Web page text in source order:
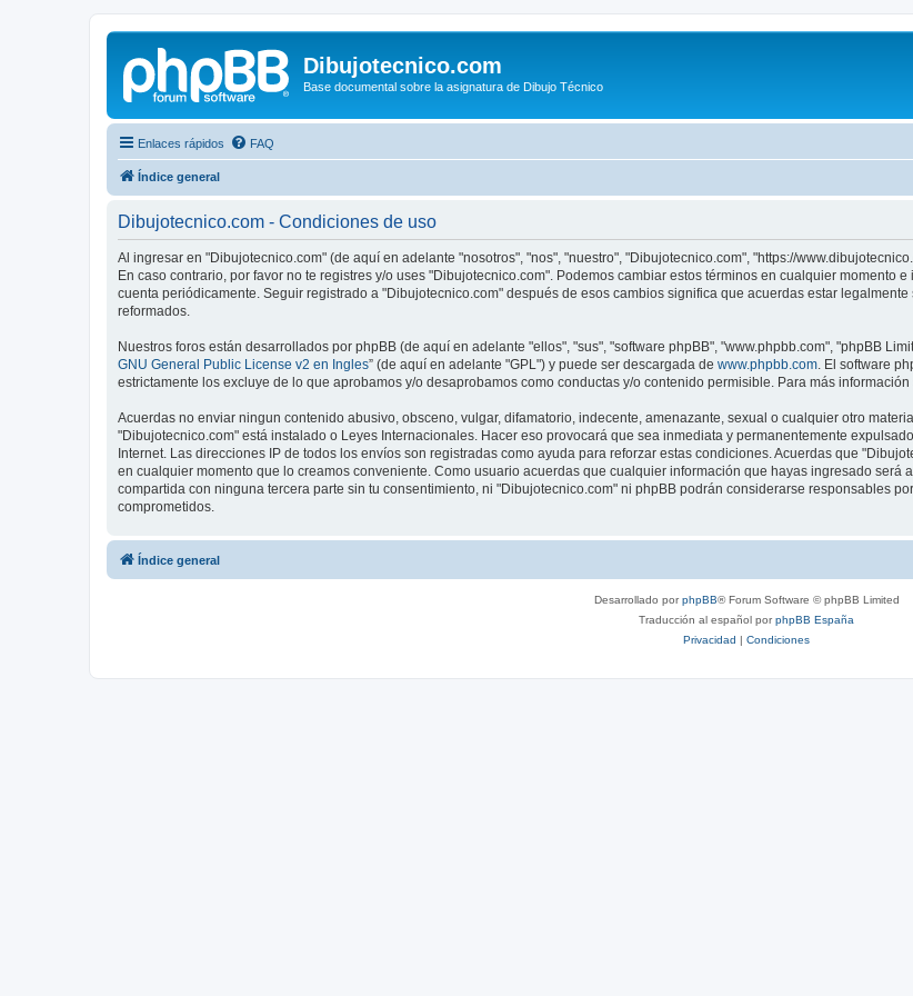
Dibujotecnico.com
Base documental sobre la asignatura de Dibujo Técnico
Enlaces rápidos FAQ
Índice general
Dibujotecnico.com - Condiciones de uso
Al ingresar en "Dibujotecnico.com" (de aquí en adelante "nosotros", "nos", "nuestro", "Dibujotecnico.com", "https://
En caso contrario, por favor no te registres y/o uses "Dibujotecnico.com". Podemos cambiar estos términos en cualquier momento
cuenta periódicamente. Seguir registrado a "Dibujotecnico.com" después de esos cambios significa que acuerdas estar
reformados.
Nuestros foros están desarrollados por phpBB (de aquí en adelante "ellos", "sus", "software phpBB", "www.phpbb.com", "phpBB
GNU General Public License v2 en Ingles” (de aquí en adelante "GPL") y puede ser descargada de www.phpbb.com . El software
estrictamente los excluye de lo que aprobamos y/o desaprobamos como conductas y/o contenido permisible. Para más
Acuerdas no enviar ningun contenido abusivo, obsceno, vulgar, difamatorio, indecente, amenazante, sexual o cualquier otro
"Dibujotecnico.com" está instalado o Leyes Internacionales. Hacer eso provocará que sea inmediata y permanentemente
Internet. Las direcciones IP de todos los envíos son registradas como ayuda para reforzar estas condiciones. Acuerdas que
en cualquier momento que lo creamos conveniente. Como usuario acuerdas que cualquier información que hayas ingresado será
compartida con ninguna tercera parte sin tu consentimiento, ni "Dibujotecnico.com" ni phpBB podrán considerarse responsables
comprometidos.
Índice general
Desarrollado porphpBB® Forum Software © phpBB Limited
Traducción al español porphpBB España
Privacidad | Condiciones